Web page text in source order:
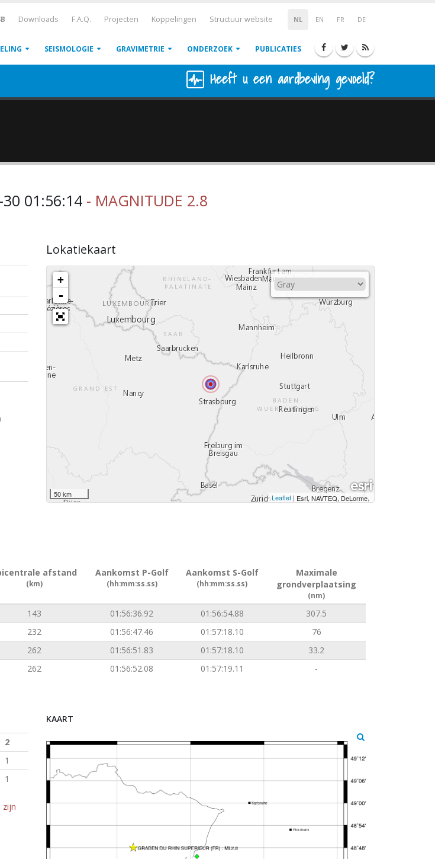
NL EN FR DE
Downloads F.A.Q. Projecten Koppelingen Structuur website
SEISMOLOGIE GRAVIMETRIE ONDERZOEK PUBLICATIES
Heeft u een aardbeving gevoeld?
30 01:56:14 - MAGNITUDE 2.8
Lokatiekaart
+
-
50 km Leaflet | Esri, NAVTEQ, DeLorme,
afstand
(km)
Aankomst P-Golf
(hh:mm:ss.ss)
Aankomst S-Golf
(hh:mm:ss.ss)
Maximale
grondverplaatsing
(nm)
143 01:56:36.92 01:56:54.88
307.5
232 01:56:47.46 01:57:18.10
76
262 01:56:51.83 01:57:18.10
33.2
262 01:56:52.08 01:57:19.11 -
2
1
1
zijn
KAART